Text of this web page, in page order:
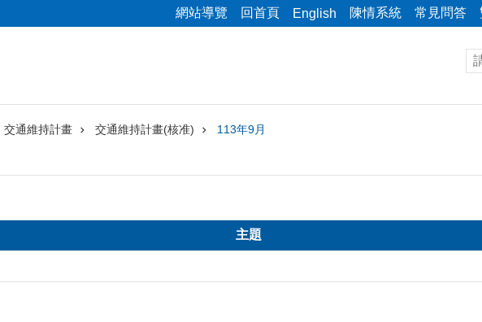
網站導覽 回首頁 English 陳情系統 常見問答
交通維持計畫 交通維持計畫(核准) 113年9月
主題